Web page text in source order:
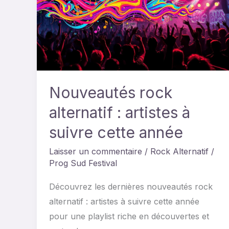
Nouveautés rock
alternatif : artistes à
suivre cette année
Laisser un commentaire / Rock Alternatif /
Prog Sud Festival
Découvrez les dernières nouveautés rock
alternatif : artistes à suivre cette année
pour une playlist riche en découvertes et
:
artistes
à
suivre
cette
année